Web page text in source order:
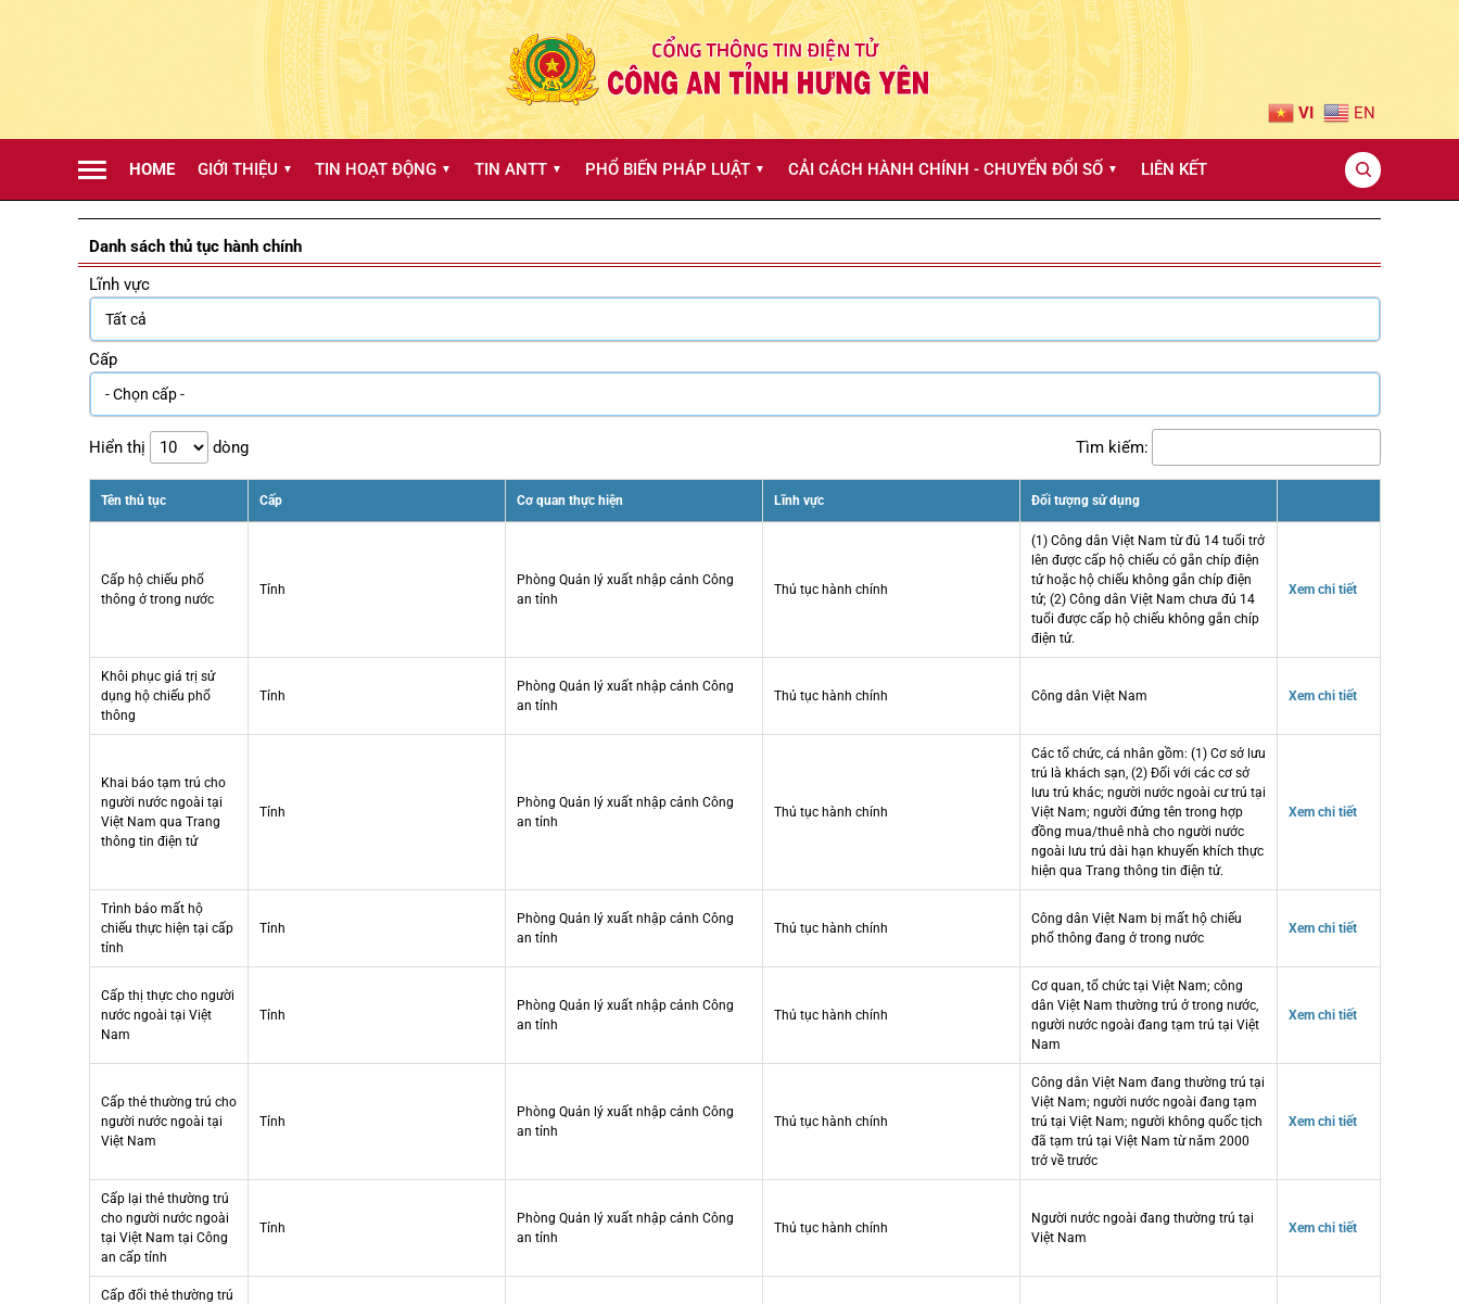
VI EN
HOME GIỚI THIỆU ▼ TIN HOẠT ĐỘNG ▼ TIN ANTT ▼ PHỔ BIẾN PHÁP LUẬT ▼ CẢI CÁCH HÀNH CHÍNH - CHUYỂN ĐỔI SỐ ▼ LIÊN KẾT
Danh sách thủ tục hành chính
Lĩnh vực
Cấp
Hiển thị dòng Tìm kiếm:
Tên thủ tục Cấp Cơ quan thực hiện Lĩnh vực Đối tượng sử dụng
Cấp hộ chiếu phổ
thông ở trong nước
Tỉnh
Phòng Quản lý xuất nhập cảnh Công
an tỉnh
Thủ tục hành chính
(1) Công dân Việt Nam từ đủ 14 tuổi trở
lên được cấp hộ chiếu có gắn chíp điện
tử hoặc hộ chiếu không gắn chíp điện
tử; (2) Công dân Việt Nam chưa đủ 14
tuổi được cấp hộ chiếu không gắn chíp
điện tử.
Xem chi tiết
Khôi phục giá trị sử
dụng hộ chiếu phổ
thông
Tỉnh
Phòng Quản lý xuất nhập cảnh Công
an tỉnh
Thủ tục hành chính Công dân Việt Nam Xem chi tiết
Khai báo tạm trú cho
người nước ngoài tại
Việt Nam qua Trang
thông tin điện tử
Tỉnh
Phòng Quản lý xuất nhập cảnh Công
an tỉnh
Thủ tục hành chính
Các tổ chức, cá nhân gồm: (1) Cơ sở lưu
trú là khách sạn, (2) Đối với các cơ sở
lưu trú khác; người nước ngoài cư trú tại
Việt Nam; người đứng tên trong hợp
đồng mua/thuê nhà cho người nước
ngoài lưu trú dài hạn khuyến khích thực
hiện qua Trang thông tin điện tử.
Xem chi tiết
Trình báo mất hộ
chiếu thực hiện tại cấp
tỉnh
Tỉnh
Phòng Quản lý xuất nhập cảnh Công
an tỉnh
Thủ tục hành chính
Công dân Việt Nam bị mất hộ chiếu
phổ thông đang ở trong nước
Xem chi tiết
Cấp thị thực cho người
nước ngoài tại Việt
Nam
Tỉnh
Phòng Quản lý xuất nhập cảnh Công
an tỉnh
Thủ tục hành chính
Cơ quan, tổ chức tại Việt Nam; công
dân Việt Nam thường trú ở trong nước,
người nước ngoài đang tạm trú tại Việt
Nam
Xem chi tiết
Cấp thẻ thường trú cho
người nước ngoài tại
Việt Nam
Tỉnh
Phòng Quản lý xuất nhập cảnh Công
an tỉnh
Thủ tục hành chính
Công dân Việt Nam đang thường trú tại
Việt Nam; người nước ngoài đang tạm
trú tại Việt Nam; người không quốc tịch
đã tạm trú tại Việt Nam từ năm 2000
trở về trước
Xem chi tiết
Cấp lại thẻ thường trú
cho người nước ngoài
tại Việt Nam tại Công
an cấp tỉnh
Tỉnh
Phòng Quản lý xuất nhập cảnh Công
an tỉnh
Thủ tục hành chính
Người nước ngoài đang thường trú tại
Việt Nam
Xem chi tiết
Cấp đổi thẻ thường trú